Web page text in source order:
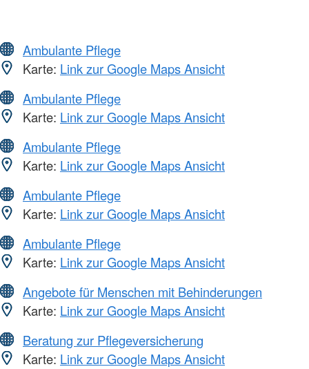
Ambulante Pflege
Karte: Link zur Google Maps Ansicht
Ambulante Pflege
Karte: Link zur Google Maps Ansicht
Ambulante Pflege
Karte: Link zur Google Maps Ansicht
Ambulante Pflege
Karte: Link zur Google Maps Ansicht
Ambulante Pflege
Karte: Link zur Google Maps Ansicht
Angebote für Menschen mit Behinderungen
Karte: Link zur Google Maps Ansicht
Beratung zur Pflegeversicherung
Karte: Link zur Google Maps Ansicht